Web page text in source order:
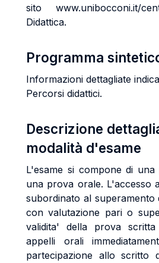
sito www.unibocconi.it/
Didattica.
Programma
Informazioni dettagliate
Percorsi didattici.
Descrizione
modalità d'esame
L'esame si compone di
una prova orale. L'accesso
subordinato al
con valutazione pari o
validita' della prova
appelli orali
partecipazione allo scritto